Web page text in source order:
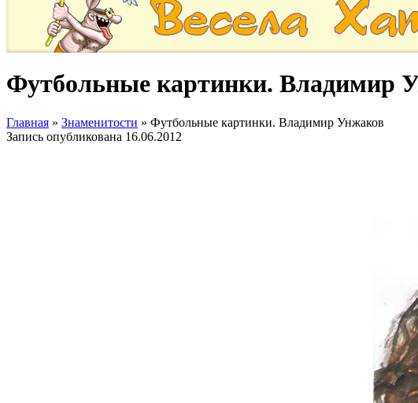
Футбольные картинки. Владимир
Главная » Знаменитости » Футбольные картинки. Владимир Унжаков
Запись опубликована 16.06.2012